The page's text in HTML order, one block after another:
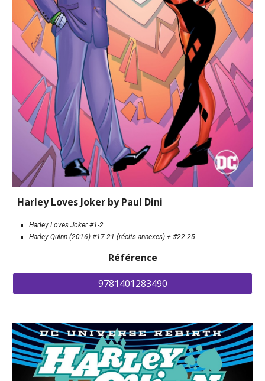
Harley Loves Joker by Paul Dini
Harley Loves Joker #1-2
Harley Quinn (2016) #17-21 (récits annexes) + #22-25
Référence
9781401283490